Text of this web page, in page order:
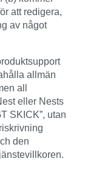
att redigera,
av något
allmän
all
eller Nests
SKICK”, utan
den